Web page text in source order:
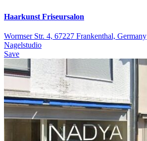
Haarkunst Friseursalon
Wormser Str. 4, 67227 Frankenthal, Germany
Nagelstudio
Save